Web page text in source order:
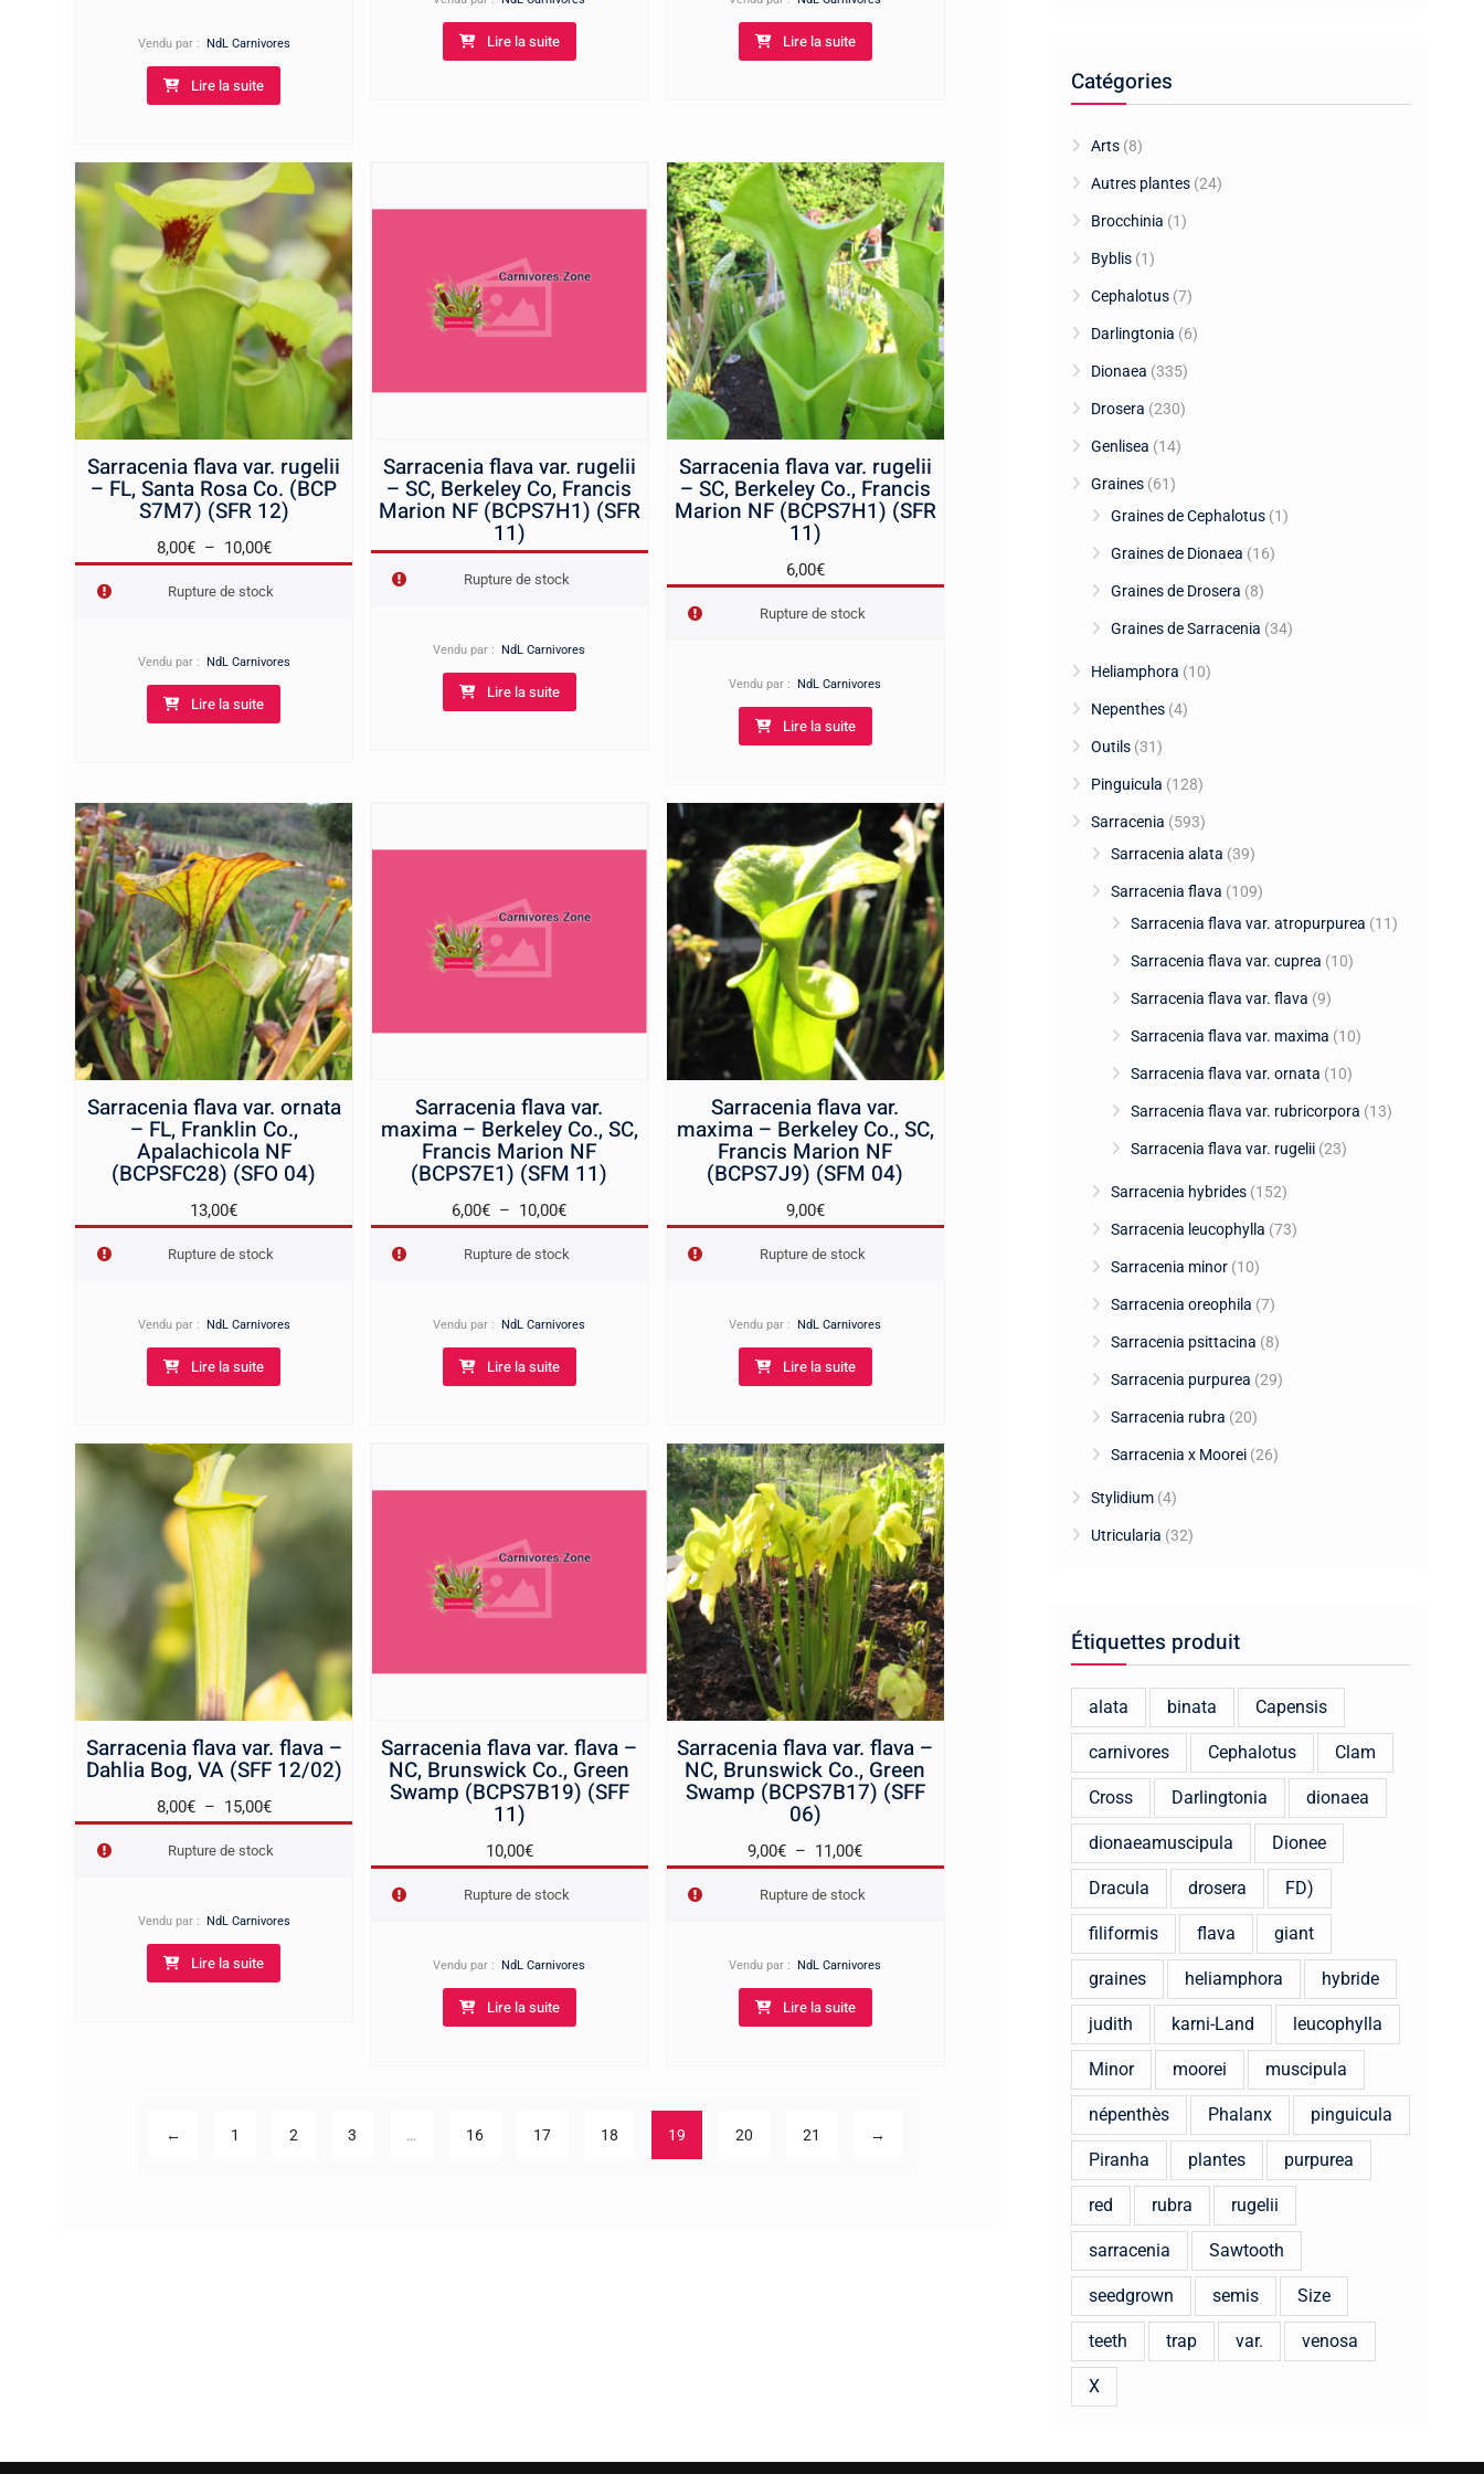
à
15,00€
Vendu par : NdL Carnivores
Lire la suite
10,00€
Lire la suite
12,00€
Lire la suite
Sarracenia flava var. rugelii
– FL, Santa Rosa Co. (BCP
S7M7) (SFR 12)
8,00€ – 10,00€Plage
à
10,00€
Rupture de stock
Vendu par : NdL Carnivores
Lire la suite
Sarracenia flava var. rugelii
– SC, Berkeley Co, Francis
Marion NF (BCPS7H1) (SFR
11)
Rupture de stock
Vendu par : NdL Carnivores
Lire la suite
Sarracenia flava var. rugelii
– SC, Berkeley Co., Francis
Marion NF (BCPS7H1) (SFR
11)
6,00€
Rupture de stock
Vendu par : NdL Carnivores
Lire la suite
Sarracenia flava var. ornata
– FL, Franklin Co.,
Apalachicola NF
(BCPSFC28) (SFO 04)
13,00€
Rupture de stock
Vendu par : NdL Carnivores
Lire la suite
Sarracenia flava var.
maxima – Berkeley Co., SC,
Francis Marion NF
(BCPS7E1) (SFM 11)
6,00€ – 10,00€Plage
à
10,00€
Rupture de stock
Vendu par : NdL Carnivores
Lire la suite
Sarracenia flava var.
maxima – Berkeley Co., SC,
Francis Marion NF
(BCPS7J9) (SFM 04)
9,00€
Rupture de stock
Vendu par : NdL Carnivores
Lire la suite
Sarracenia flava var. flava –
Dahlia Bog, VA (SFF 12/02)
8,00€ – 15,00€Plage
à
15,00€
Rupture de stock
Vendu par : NdL Carnivores
Lire la suite
Sarracenia flava var. flava –
NC, Brunswick Co., Green
Swamp (BCPS7B19) (SFF
11)
10,00€
Rupture de stock
Vendu par : NdL Carnivores
Lire la suite
Sarracenia flava var. flava –
NC, Brunswick Co., Green
Swamp (BCPS7B17) (SFF
06)
9,00€ – 11,00€Plage
à
11,00€
Rupture de stock
Vendu par : NdL Carnivores
Lire la suite
← 1 2 3 … 16 17 18 19 20 21 →
Catégories
Arts (8)
Autres plantes (24)
Brocchinia (1)
Byblis (1)
Cephalotus (7)
Darlingtonia (6)
Dionaea (335)
Drosera (230)
Genlisea (14)
Graines (61)
Graines de Cephalotus (1)
Graines de Dionaea (16)
Graines de Drosera (8)
Graines de Sarracenia (34)
Heliamphora (10)
Nepenthes (4)
Outils (31)
Pinguicula (128)
Sarracenia (593)
Sarracenia alata (39)
Sarracenia flava (109)
Sarracenia flava var. atropurpurea (11)
Sarracenia flava var. cuprea (10)
Sarracenia flava var. flava (9)
Sarracenia flava var. maxima (10)
Sarracenia flava var. ornata (10)
Sarracenia flava var. rubricorpora (13)
Sarracenia flava var. rugelii (23)
Sarracenia hybrides (152)
Sarracenia leucophylla (73)
Sarracenia minor (10)
Sarracenia oreophila (7)
Sarracenia psittacina (8)
Sarracenia purpurea (29)
Sarracenia rubra (20)
Sarracenia x Moorei (26)
Stylidium (4)
Utricularia (32)
Étiquettes produit
alata binata Capensis
carnivores Cephalotus Clam
Cross Darlingtonia dionaea
dionaeamuscipula Dionee
Dracula drosera FD)
filiformis flava giant
graines heliamphora hybride
judith karni-Land leucophylla
Minor moorei muscipula
népenthès Phalanx pinguicula
Piranha plantes purpurea
red rubra rugelii
sarracenia Sawtooth
seedgrown semis Size
teeth trap var. venosa
X